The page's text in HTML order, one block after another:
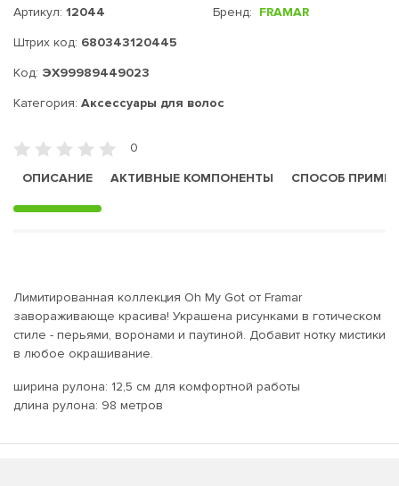
Артикул: 12044
Штрих код: 680343120445
Код: ЭХ99989449023
Бренд: FRAMAR
Категория: Аксессуары для волос
0
ОПИСАНИЕ
АКТИВНЫЕ КОМПОНЕНТЫ СПОСОБ
Лимитированная коллекция Oh My Got от Framar
завораживающе красива! Украшена рисунками в готическом
стиле - перьями, воронами и паутиной. Добавит нотку мистики
в любое окрашивание.
ширина рулона: 12,5 см для комфортной работы
длина рулона: 98 метров